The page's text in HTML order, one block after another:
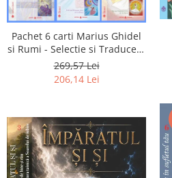
Pachet 6 carti Marius Ghidel
si Rumi - Selectie si Traducere
de Marius Ghidel
269,57 Lei
206,14 Lei